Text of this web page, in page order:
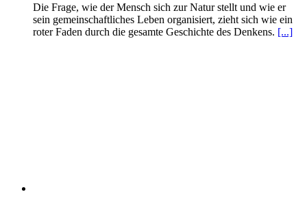
Die Frage, wie der Mensch sich zur Natur stellt und wie er
sein gemeinschaftliches Leben organisiert, zieht sich wie ein
roter Faden durch die gesamte Geschichte des Denkens. [...]